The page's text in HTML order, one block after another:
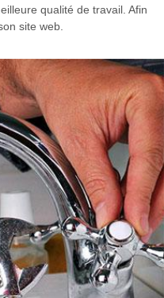
qualité de travail. Afin
site web.